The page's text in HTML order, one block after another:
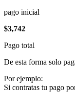
pago inicial
$3,742
Pago total
De esta forma solo
Por ejemplo:
Si contratas tu pago